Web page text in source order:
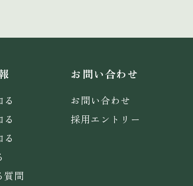
る
質問
お問い合わせ
お問い合わせ
採用エントリー